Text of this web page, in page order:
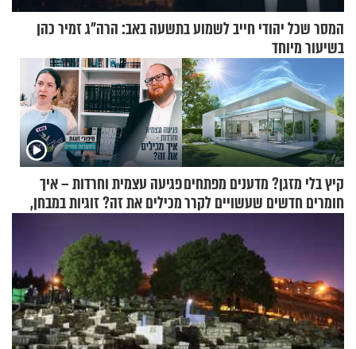
המסר שכל יהודי חייב לשמוע בתשעה באב: הרה"ג זמיר כהן
בשיעור מיוחד
קיץ בלי מזגן? מדענים מפתחים
חומרים חדשים שעשויים לקרר
פגיעה עצמית וחרדות – איך
מכילים את זה? זוגיות במבחן,